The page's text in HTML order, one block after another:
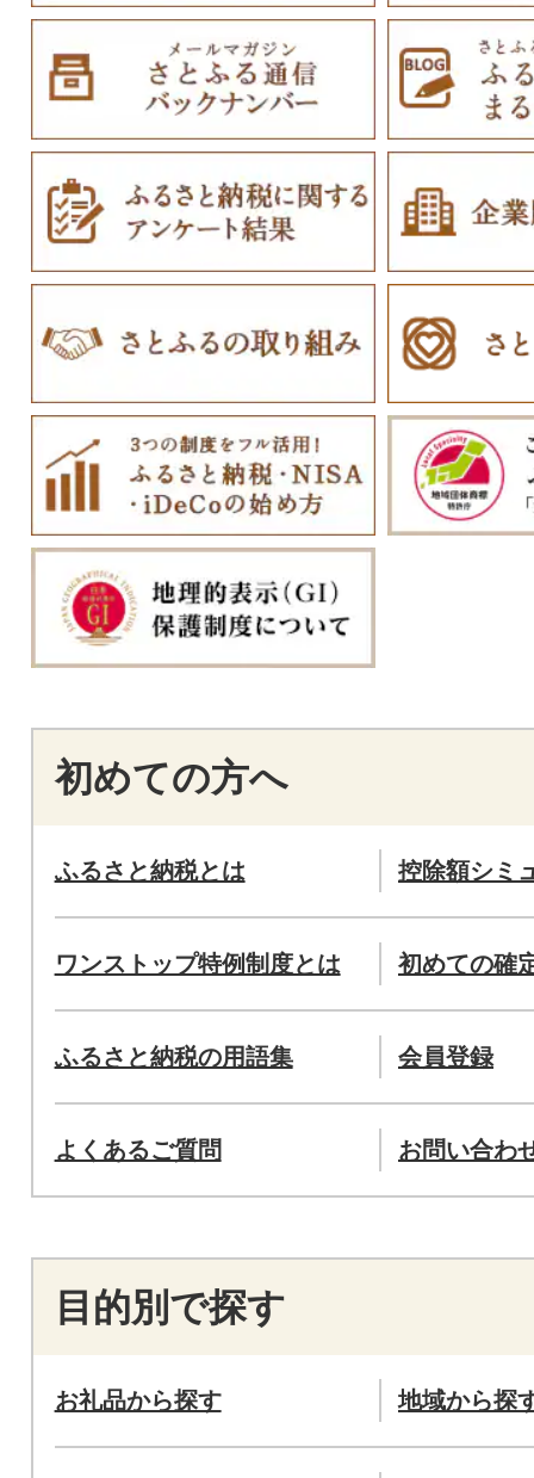
初めての方へ
ふるさと納税とは 控除額シミ
ワンストップ特例制度とは 初めての確
ふるさと納税の用語集 会員登録
よくあるご質問 お問い合わ
目的別で探す
お礼品から探す 地域から探